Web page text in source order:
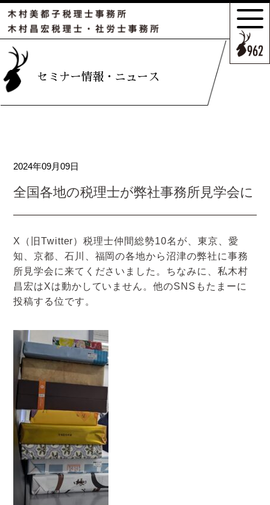
セミナー情報・ニュース
2024年09月09日
全国各地の税理士が弊社事務所見学会に
X（旧Twitter）税理士仲間総勢10名が、東京、愛
知、京都、石川、福岡の各地から沼津の弊社に事務
所見学会に来てくださいました。ちなみに、私木村
昌宏はXは動かしていません。他のSNSもたまーに
投稿する位です。
相続の
アクセスマップ